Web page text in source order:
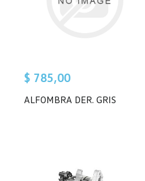
$ 785,00
ALFOMBRA DER. GRIS